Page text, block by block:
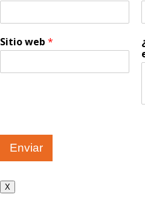
Sitio web *
Enviar
X